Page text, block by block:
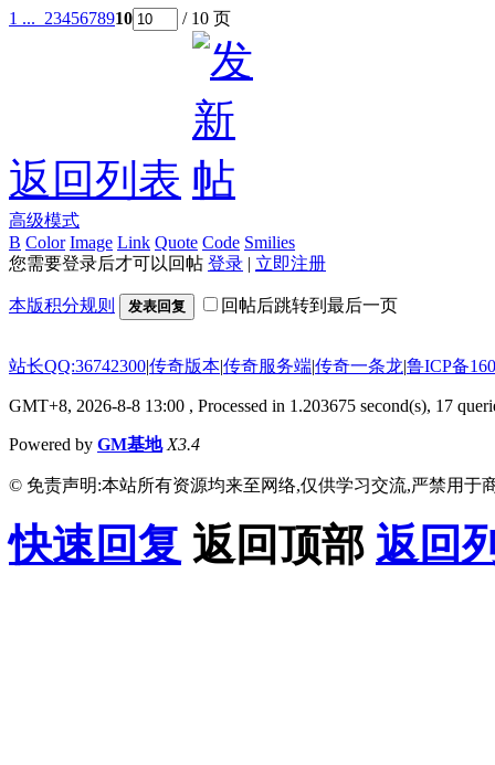
1 ... 2345678910 / 10 页
返回列表
高级模式
B Color Image Link Quote Code Smilies
您需要登录后才可以回帖 登录 | 立即注册
本版积分规则 发表回复 回帖后跳转到最后一页
站长QQ:36742300|传奇版本|传奇服务端|传奇一条龙|鲁ICP备
GMT+8, 2026-8-8 13:00 , Processed in 1.203675 second(s), 17
Powered by GM基地 X3.4
© 免责声明:本站所有资源均来至网络,仅供学习交流,严禁用于
快速回复 返回顶部 返回